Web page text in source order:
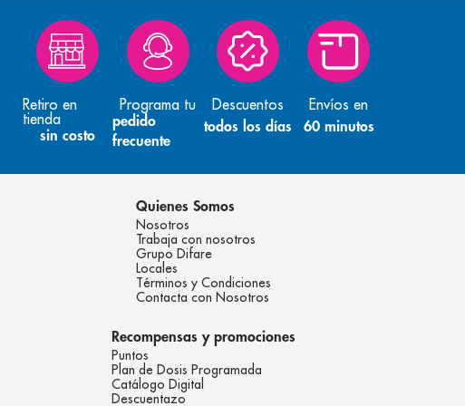
Retiro en
tienda
sin costo
Programa tu
pedido
frecuente
Descuentos
todos los días
Envíos en
60 minutos
Quienes Somos
Nosotros
Trabaja con nosotros
Grupo Difare
Locales
Términos y Condiciones
Contacta con Nosotros
Recompensas y promociones
Puntos
Plan de Dosis Programada
Catálogo Digital
Descuentazo